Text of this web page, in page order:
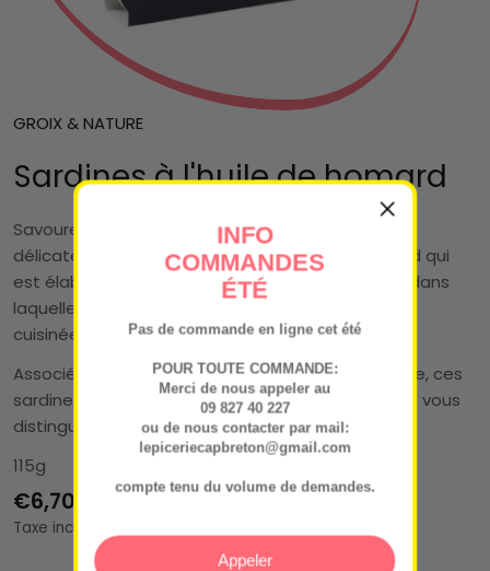
GROIX & NATURE
Sardines à l'huile de homard
Savoureuses sardines préparées à la main et
délicatement marinées avec de l'huile de homard qui
est élaborée à partir d'huile de pépins de raisins dans
laquelle sont infusées les carapaces de homard
cuisinées.
Associée à cette marinade originale et qualitative, ces
sardines à l'huile de homard vous permettront de vous
distinguer de la sardine traditionnelle.
115g
Prix
régulier
€6,70
Taxe incluse.
INFO
COMMANDES
ÉTÉ
Pas de commande en ligne cet été
POUR TOUTE COMMANDE:
Merci de nous appeler au
09 827 40 227
ou de nous contacter par mail:
lepiceriecapbreton@gmail.com
compte tenu du volume de demandes.
Appeler